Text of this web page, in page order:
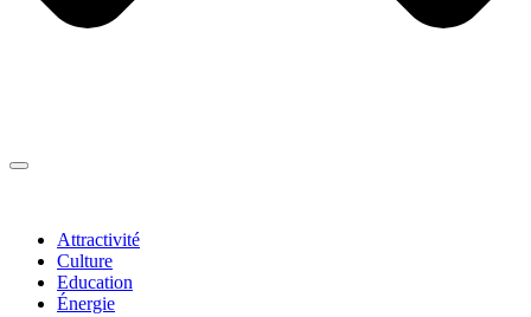
Attractivité
Culture
Education
Énergie